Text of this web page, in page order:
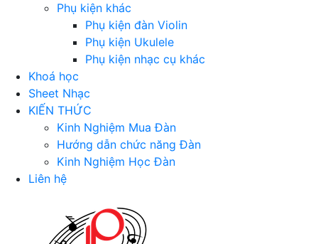
Phụ kiện khác
Phụ kiện đàn Violin
Phụ kiện Ukulele
Phụ kiện nhạc cụ khác
Khoá học
Sheet Nhạc
KIẾN THỨC
Kinh Nghiệm Mua Đàn
Hướng dẫn chức năng Đàn
Kinh Nghiệm Học Đàn
Liên hệ